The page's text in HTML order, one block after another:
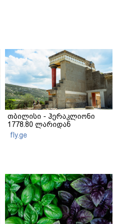
თბილისი - ჰერაკლიონი
1778.80 ლარიდან
fly.ge